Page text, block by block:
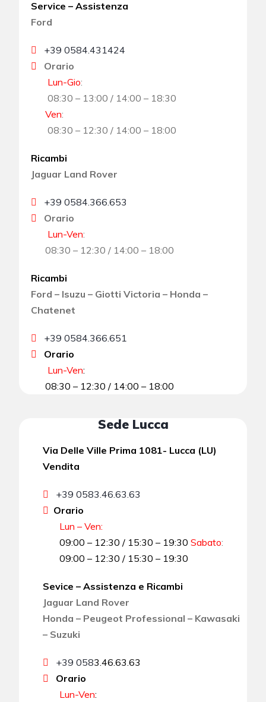
Service – Assistenza
Ford
+39 0584.431424
Orario
Lun-Gio:
08:30 – 13:00 / 14:00 – 18:30
Ven:
08:30 – 12:30 / 14:00 – 18:00
Ricambi
Jaguar Land Rover
+39 0584.366.653
Orario
Lun-Ven:
08:30 – 12:30 / 14:00 – 18:00
Ricambi
Ford – Isuzu – Giotti Victoria – Honda –
Chatenet
+39 0584.366.651
Orario
Lun-Ven:
08:30 – 12:30 / 14:00 – 18:00
Sede Lucca
Via Delle Ville Prima 1081- Lucca (LU)
Vendita
+39 0583.46.63.63
Orario
Lun – Ven:
09:00 – 12:30 / 15:30 – 19:30 Sabato:
09:00 – 12:30 / 15:30 – 19:30
Sevice – Assistenza e Ricambi
Jaguar Land Rover
Honda – Peugeot Professional – Kawasaki
– Suzuki
+39 0583.46.63.63
Orario
Lun-Ven: